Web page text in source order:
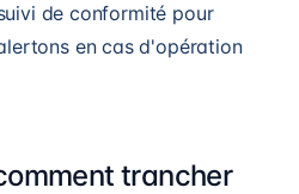
de conformité pour
en cas d'opération
trancher